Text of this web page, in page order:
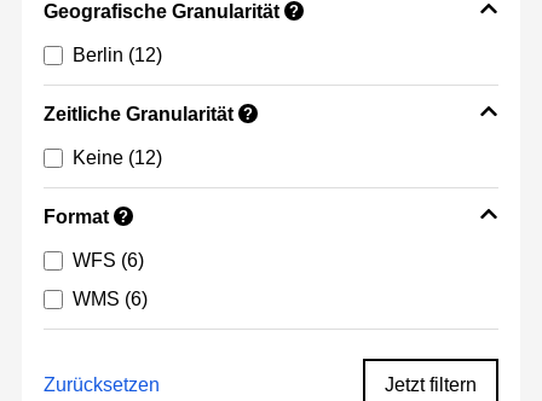
Geografische Granularität ?
Berlin (12)
Zeitliche Granularität ?
Keine (12)
Format ?
WFS (6)
WMS (6)
Zurücksetzen Jetzt filtern